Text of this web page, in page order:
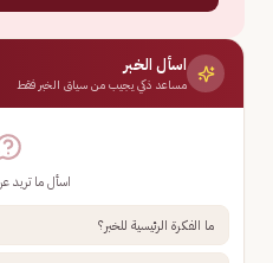
اسأل الخبر
مساعد ذكي يجيب من سياق الخبر فقط
اسأل ما تريد
ما الفكرة الرئيسية للخبر؟